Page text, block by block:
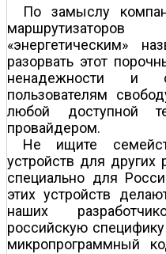
По замыслу
«энергетическим»
разорвать этот
ненадежности и
пользователям
любой доступной
провайдером.
Не ищите
устройств для
специально для
этих устройств
наших
российскую
микропрограммный